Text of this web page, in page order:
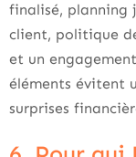
finalisé, planning
client, politique
et un
éléments évitent
surprises